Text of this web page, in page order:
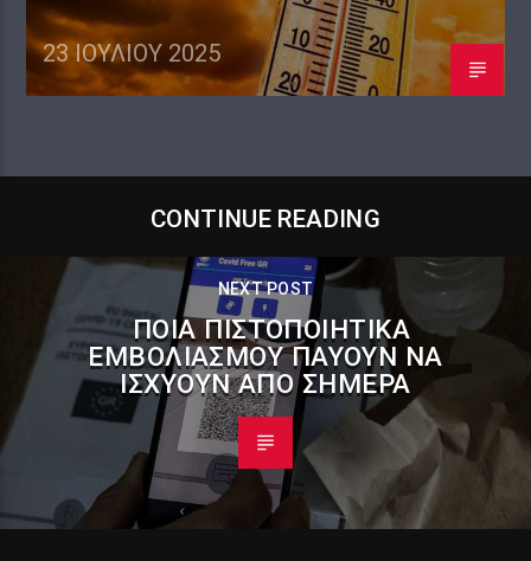
23 ΙΟΥΛΊΟΥ 2025
CONTINUE READING
NEXT POST
ΠΟΙΑ ΠΙΣΤΟΠΟΙΗΤΙΚΆ
ΕΜΒΟΛΙΑΣΜΟΎ ΠΑΎΟΥΝ ΝΑ
ΙΣΧΎΟΥΝ ΑΠΌ ΣΉΜΕΡΑ